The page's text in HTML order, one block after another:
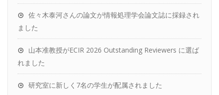
佐々木泰河さんの論文が情報処理学会論文誌に採録され
ました
山本准教授がECIR 2026 Outstanding Reviewers に選ば
れました
研究室に新しく7名の学生が配属されました